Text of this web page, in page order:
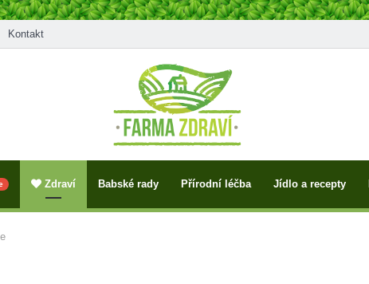
Kontakt
Zdraví Babské rady Přírodní léčba Jídlo a recepty